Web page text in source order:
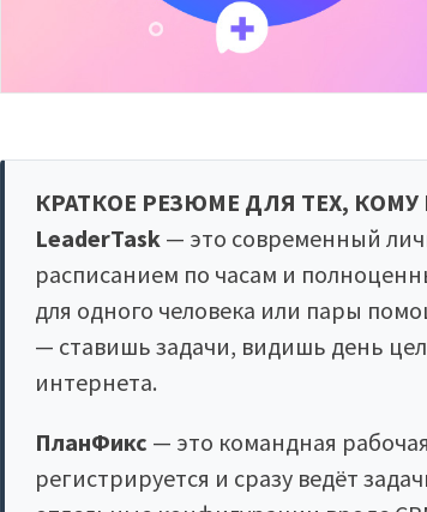
КРАТКОЕ РЕЗЮМЕ ДЛЯ ТЕХ, КОМУ
LeaderTask — это современный
расписанием по часам и
для одного человека или пары
— ставишь задачи, видишь день
интернета.
ПланФикс — это командная
регистрируется и сразу ведёт